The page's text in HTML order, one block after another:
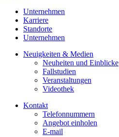
Unternehmen
Karriere
Standorte
Unternehmen
Neuigkeiten & Medien
Neuheiten und Einblicke
Fallstudien
Veranstaltungen
Videothek
Kontakt
Telefonnummern
Angebot einholen
E-mail